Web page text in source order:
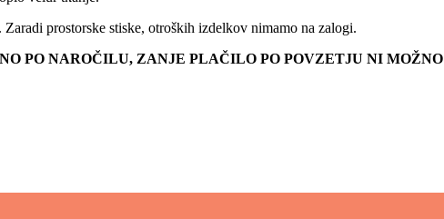
prostorske stiske, otroških izdelkov nimamo na zalogi.
PO NAROČILU, ZANJE PLAČILO PO POVZETJU NI MOŽNO